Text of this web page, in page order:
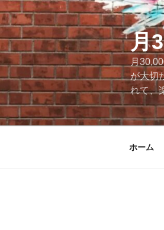
ン
テ
ン
ツ
へ
ス
キ
ッ
月
月
が大切
れて、
ホーム